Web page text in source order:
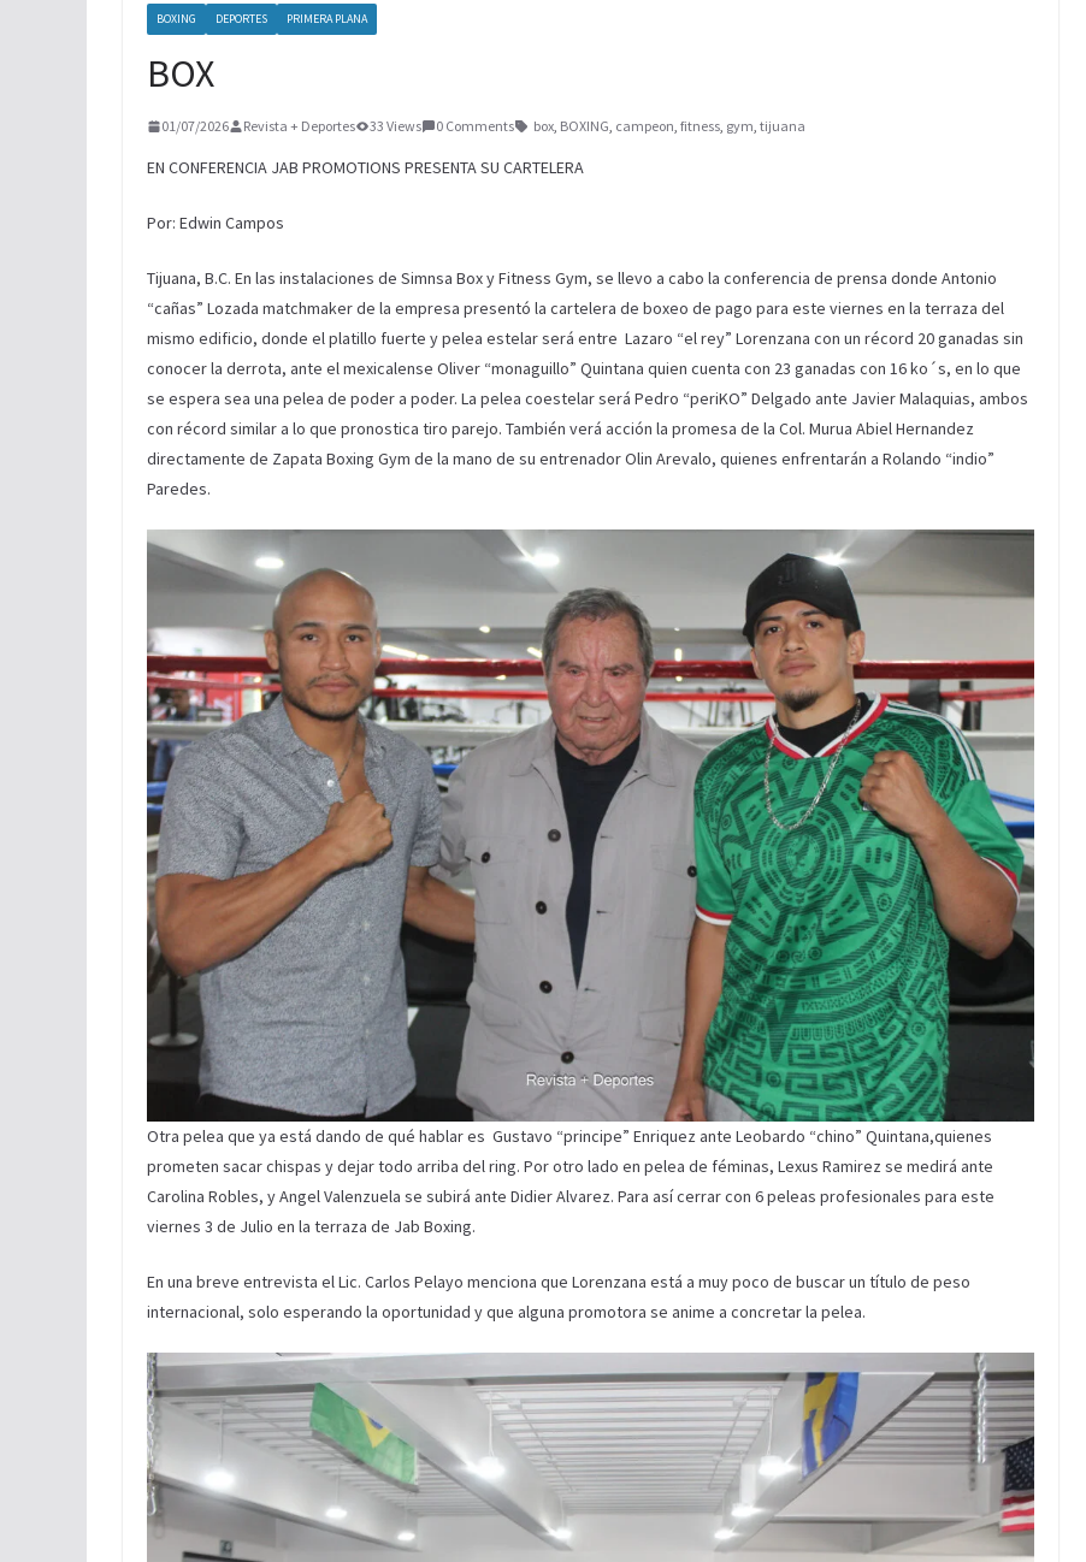
BOXING DEPORTES PRIMERA PLANA
BOX
01/07/2026 Revista + Deportes 33 Views 0 Comments box, BOXING, campeon, fitness, gym, tijuana
EN CONFERENCIA JAB PROMOTIONS PRESENTA SU CARTELERA
Por: Edwin Campos
Tijuana, B.C. En las instalaciones de Simnsa Box y Fitness Gym, se llevo a cabo la conferencia de prensa donde Antonio
“cañas” Lozada matchmaker de la empresa presentó la cartelera de boxeo de pago para este viernes en la terraza del
mismo edificio, donde el platillo fuerte y pelea estelar será entre Lazaro “el rey” Lorenzana con un récord 20 ganadas sin
conocer la derrota, ante el mexicalense Oliver “monaguillo” Quintana quien cuenta con 23 ganadas con 16 ko´s, en lo que
se espera sea una pelea de poder a poder. La pelea coestelar será Pedro “periKO” Delgado ante Javier Malaquias, ambos
con récord similar a lo que pronostica tiro parejo. También verá acción la promesa de la Col. Murua Abiel Hernandez
directamente de Zapata Boxing Gym de la mano de su entrenador Olin Arevalo, quienes enfrentarán a Rolando “indio”
Paredes.
Otra pelea que ya está dando de qué hablar es Gustavo “principe” Enriquez ante Leobardo “chino” Quintana,quienes
prometen sacar chispas y dejar todo arriba del ring. Por otro lado en pelea de féminas, Lexus Ramirez se medirá ante
Carolina Robles, y Angel Valenzuela se subirá ante Didier Alvarez. Para así cerrar con 6 peleas profesionales para este
viernes 3 de Julio en la terraza de Jab Boxing.
En una breve entrevista el Lic. Carlos Pelayo menciona que Lorenzana está a muy poco de buscar un título de peso
internacional, solo esperando la oportunidad y que alguna promotora se anime a concretar la pelea.